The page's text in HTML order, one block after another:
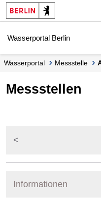
Springe zur Navigation
Springe zum Inhalt
Wasserportal Berlin
Wasserportal Messstelle
Messstellen
Informationen